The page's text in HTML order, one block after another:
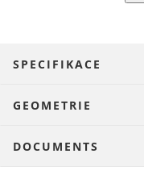
SPECIFIKACE
GEOMETRIE
DOCUMENTS